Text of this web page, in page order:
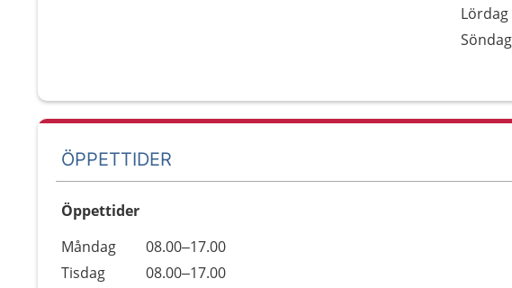
Lördag
Söndag
ÖPPETTIDER
Öppettider
Dag
Öppettider
Kommentarer
Måndag
08.00–17.00
Tisdag
08.00–17.00